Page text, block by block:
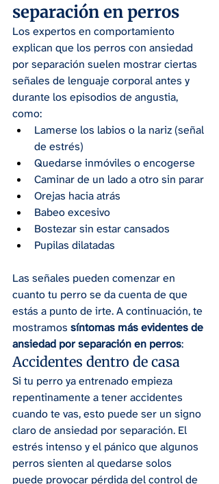
separación en perros
Los expertos en comportamiento
explican que los perros con ansiedad
por separación suelen mostrar ciertas
señales de lenguaje corporal antes y
durante los episodios de angustia,
como:
Lamerse los labios o la nariz (señal
de estrés)
Quedarse inmóviles o encogerse
Caminar de un lado a otro sin parar
Orejas hacia atrás
Babeo excesivo
Bostezar sin estar cansados
Pupilas dilatadas
Las señales pueden comenzar en
cuanto tu perro se da cuenta de que
estás a punto de irte. A continuación, te
mostramos síntomas más evidentes de
ansiedad por separación en perros:
Accidentes dentro de casa
Si tu perro ya entrenado empieza
repentinamente a tener accidentes
cuando te vas, esto puede ser un signo
claro de ansiedad por separación. El
estrés intenso y el pánico que algunos
perros sienten al quedarse solos
puede provocar pérdida del control de